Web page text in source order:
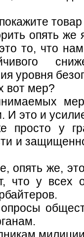
опять
то, что
уровня
вот мер?
И это и
просто у
и
опять же,
что у всех